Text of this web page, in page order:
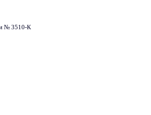
№ 3510‑К